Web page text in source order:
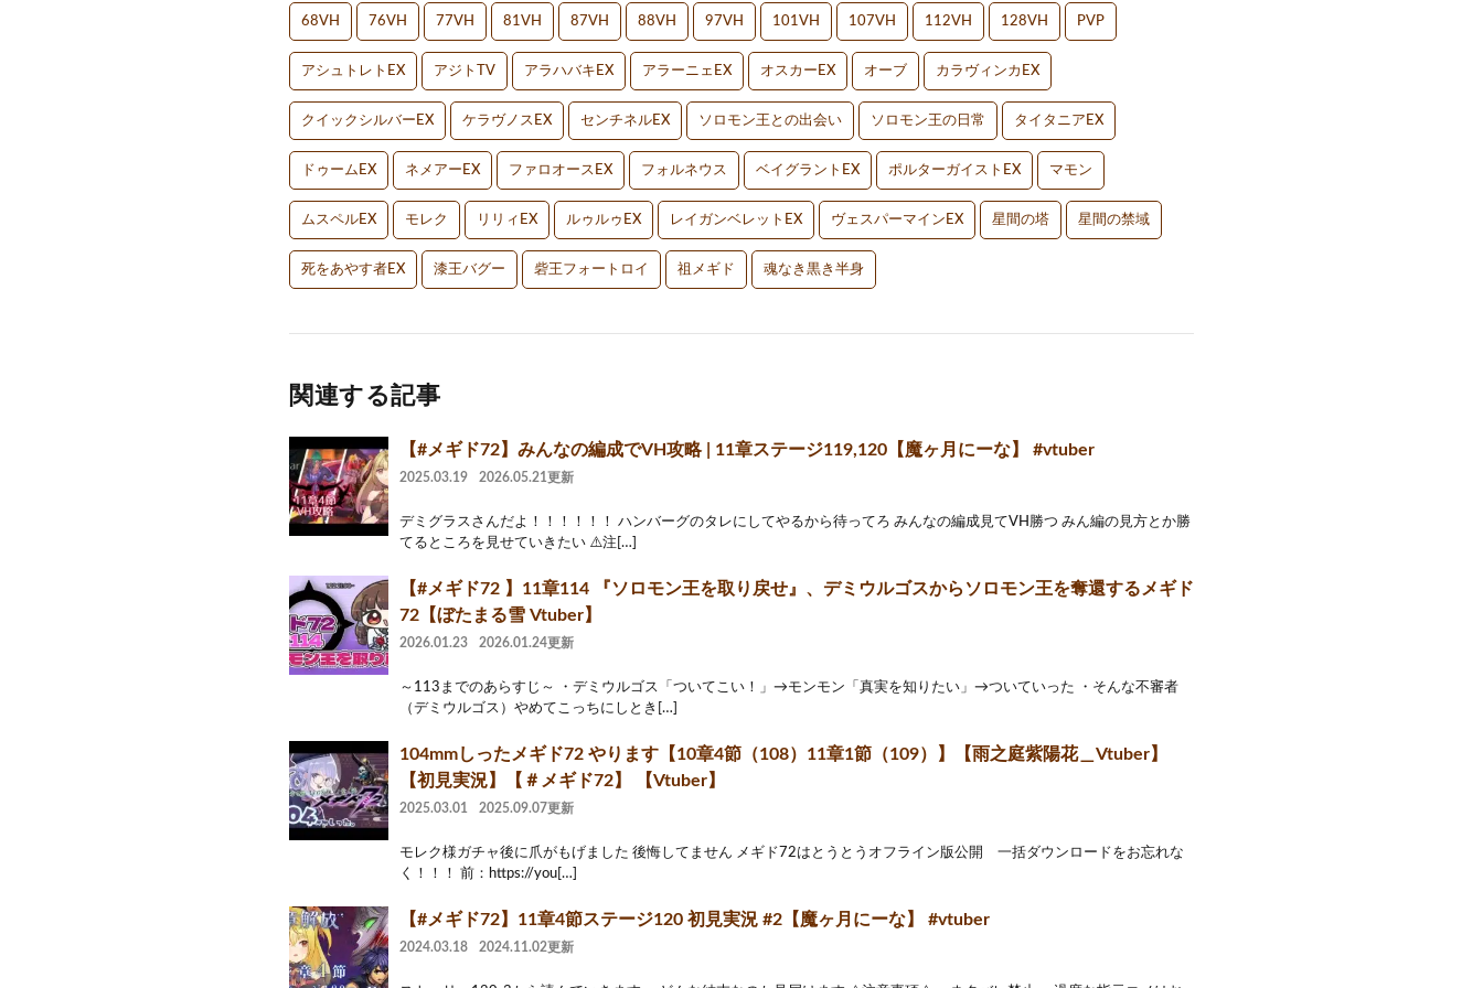
68VH 76VH 77VH 81VH 87VH 88VH 97VH 101VH 107VH 112VH 128VH PVP
アシュトレトEX アジトTV アラハバキEX アラーニェEX オスカーEX オーブ カラヴィンカEX
クイックシルバーEX ケラヴノスEX センチネルEX ソロモン王との出会い ソロモン王の日常 タイタニアEX
ドゥームEX ネメアーEX ファロオースEX フォルネウス ベイグラントEX ポルターガイストEX マモン
ムスペルEX モレク リリィEX ルゥルゥEX レイガンベレットEX ヴェスパーマインEX 星間の塔 星間の禁域
死をあやす者EX 漆王バグー 砦王フォートロイ 祖メギド 魂なき黒き半身
関連する記事
【#メギド72】みんなの編成でVH攻略 | 11章ステージ119,120【魔ヶ月にーな】 #vtuber
2025.03.19 2026.05.21更新
デミグラスさんだよ！！！！！！ ハンバーグのタレにしてやるから待ってろ みんなの編成見てVH勝つ みん編の見方とか勝
てるところを見せていきたい ⚠️注[…]
【#メギド72 】11章114 『ソロモン王を取り戻せ』、デミウルゴスからソロモン王を奪還するメギド
72【ぼたまる雪 Vtuber】
2026.01.23 2026.01.24更新
～113までのあらすじ～ ・デミウルゴス「ついてこい！」→モンモン「真実を知りたい」→ついていった ・そんな不審者
（デミウルゴス）やめてこっちにしとき[…]
104mmしったメギド72 やります【10章4節（108）11章1節（109）】【雨之庭紫陽花＿Vtuber】
【初見実況】【＃メギド72】 【Vtuber】
2025.03.01 2025.09.07更新
モレク様ガチャ後に爪がもげました 後悔してません メギド72はとうとうオフライン版公開 一括ダウンロードをお忘れな
く！！！ 前：https://you[…]
【#メギド72】11章4節ステージ120 初見実況 #2【魔ヶ月にーな】 #vtuber
2024.03.18 2024.11.02更新